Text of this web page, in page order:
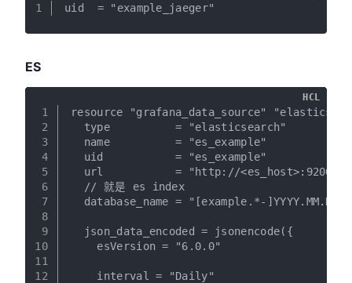
1 uid  = "example_jaeger"
ES
1
2
3
4
5
6
7
8
9
10
11
12
resource "grafana_data_source"
  type          = "elasticsearch"
  name          = "es_example"
  uid           = "es_example"
  url           = "http://<es_host>:9200"
  // 就是 es index
  database_name = "[example.*-]YYYY.MM.DD"
  json_data_encoded = jsonencode({
    esVersion = "6.0.0"
    interval = "Daily"
HCL